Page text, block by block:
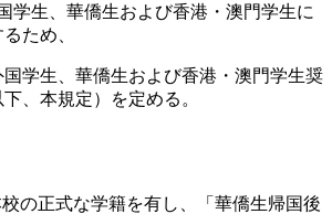
学生、華僑生および香港・澳門学生に
ため、
生、華僑生および香港・澳門学生奨
、本規定）を定める。
の正式な学籍を有し、「華僑生帰国後